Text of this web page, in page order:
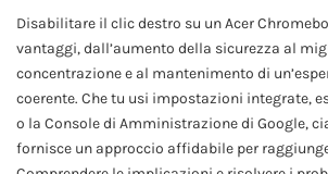
Disabilitare il clic destro su un Acer
vantaggi, dall’aumento della sicurezza al
concentrazione e al mantenimento di
coerente. Che tu usi impostazioni integrate,
o la Console di Amministrazione di Google,
fornisce un approccio affidabile per